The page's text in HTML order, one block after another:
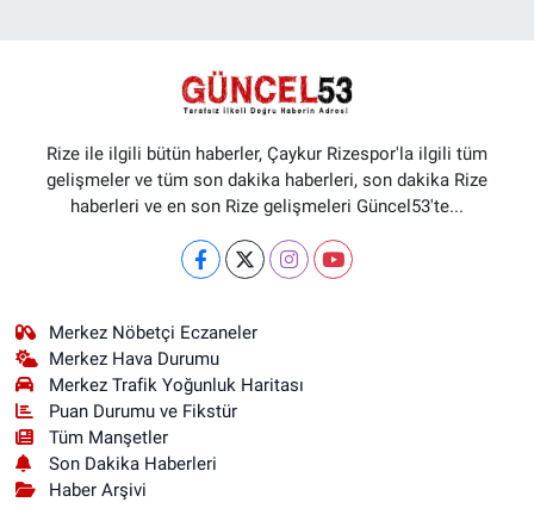
Rize ile ilgili bütün haberler, Çaykur Rizespor'la ilgili tüm
gelişmeler ve tüm son dakika haberleri, son dakika Rize
haberleri ve en son Rize gelişmeleri Güncel53'te...
Merkez Nöbetçi Eczaneler
Merkez Hava Durumu
Merkez Trafik Yoğunluk Haritası
Puan Durumu ve Fikstür
Tüm Manşetler
Son Dakika Haberleri
Haber Arşivi